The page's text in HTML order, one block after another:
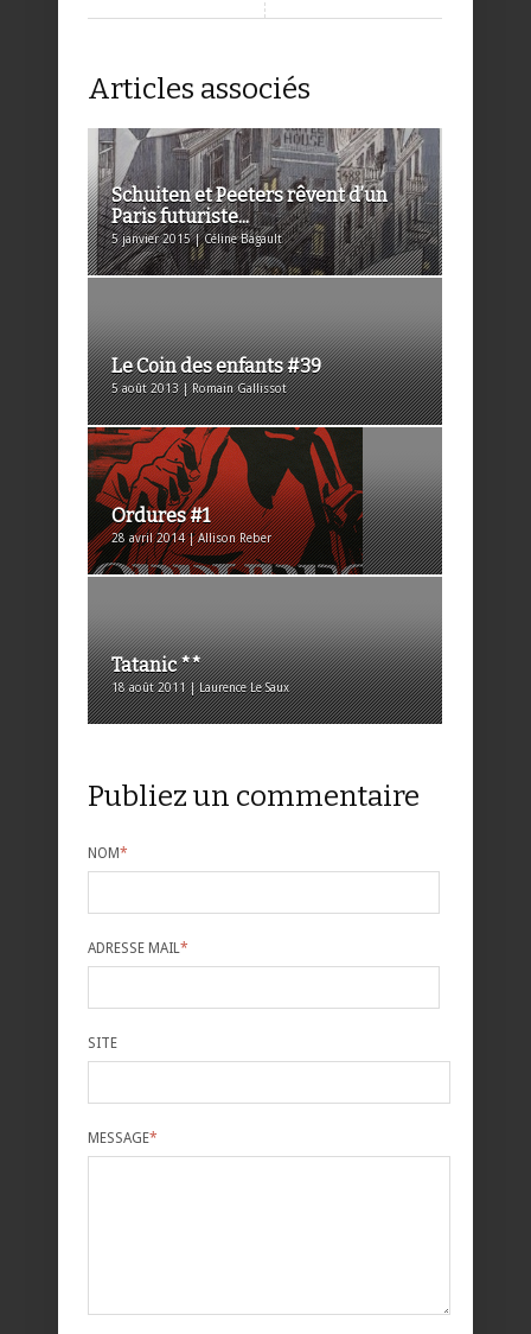
Articles associés
Schuiten et Peeters rêvent d’un
Paris futuriste...
5 janvier 2015 | Céline Bagault
Le Coin des enfants #39
5 août 2013 | Romain Gallissot
Ordures #1
28 avril 2014 | Allison Reber
Tatanic **
18 août 2011 | Laurence Le Saux
Publiez un commentaire
NOM*
ADRESSE MAIL*
SITE
MESSAGE*